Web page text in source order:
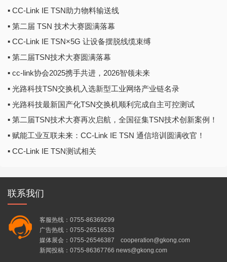
▪ CC-Link IE TSN助力物料输送线
▪ 第二届 TSN 技术大赛圆满落幕
▪ CC-Link IE TSN×5G 让设备摆脱线缆束缚
▪ 第二届TSN技术大赛圆满落幕
▪ cc-link协会2025携手共进，2026智领未来
▪ 光路科技TSN交换机入选新型工业网络产业链名录
▪ 光路科技最新国产化TSN交换机顺利完成自主可控测试
▪ 第二届TSN技术大赛再次启航，全国征集TSN技术创新案例！
▪ 赋能工业互联未来：CC-Link IE TSN 通信培训圆满收官！
▪ CC-Link IE TSN测试相关
联系我们
客服热线：0755-86369299
广告热线：0755-26516533
媒体展会：0755-26546387 cooperation@gkong.com
新闻投稿：0755-86367766 news@gkong.com